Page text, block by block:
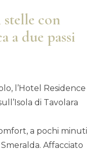
con
a due passi
l’Hotel Residence
di Tavolara
a pochi minuti
Affacciato